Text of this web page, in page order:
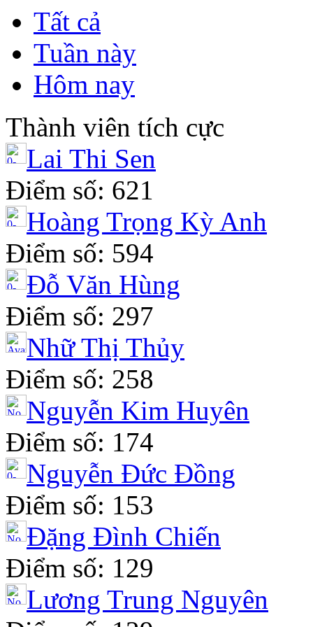
Tất cả
Tuần này
Hôm nay
Thành viên tích cực
Lai Thi Sen
Điểm số: 621
Hoàng Trọng Kỳ Anh
Điểm số: 594
Đỗ Văn Hùng
Điểm số: 297
Nhữ Thị Thủy
Điểm số: 258
Nguyễn Kim Huyên
Điểm số: 174
Nguyễn Đức Đồng
Điểm số: 153
Đặng Đình Chiến
Điểm số: 129
Lương Trung Nguyên